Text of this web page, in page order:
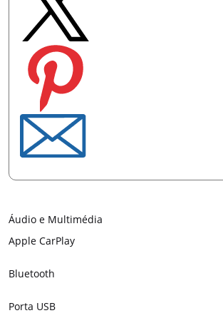
Áudio e Multimédia
Apple CarPlay
Bluetooth
Porta USB